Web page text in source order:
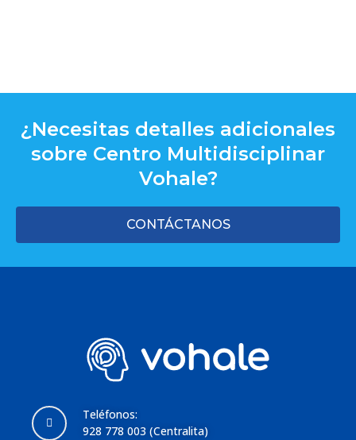
¿Necesitas detalles adicionales
sobre Centro Multidisciplinar
Vohale?
CONTÁCTANOS
Teléfonos:
928 778 003 (Centralita)